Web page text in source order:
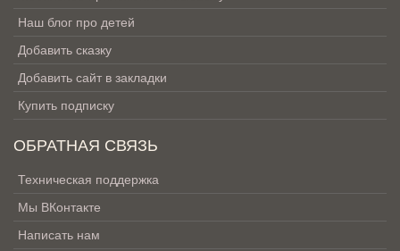
Наш блог про детей
Добавить сказку
Добавить сайт в закладки
Купить подписку
ОБРАТНАЯ СВЯЗЬ
Техническая поддержка
Мы ВКонтакте
Написать нам